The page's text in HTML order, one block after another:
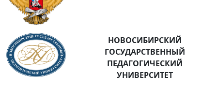
НОВОСИБИРСКИЙ
ГОСУДАРСТВЕННЫЙ
ПЕДАГОГИЧЕСКИЙ
УНИВЕРСИТЕТ